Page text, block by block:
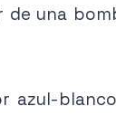
una
azul-